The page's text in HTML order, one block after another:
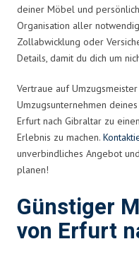
deiner Möbel und
Organisation aller
Zollabwicklung oder
Details, damit du dich um
Vertraue auf
Umzugsunternehmen
Erfurt nach Gibraltar zu
Erlebnis zu machen.
unverbindliches Angebot
planen!
Günstiger
von Erfurt